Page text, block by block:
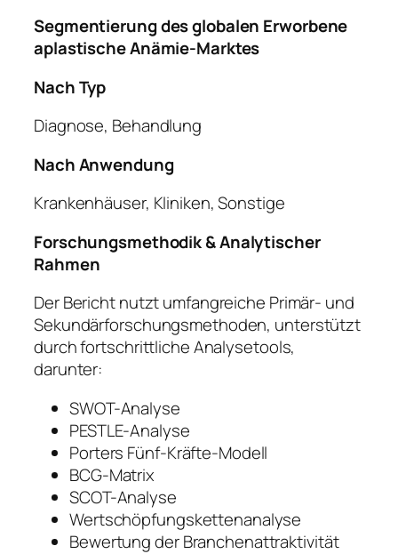
Segmentierung des globalen Erworbene
aplastische Anämie-Marktes
Nach Typ
Diagnose, Behandlung
Nach Anwendung
Krankenhäuser, Kliniken, Sonstige
Forschungsmethodik & Analytischer
Rahmen
Der Bericht nutzt umfangreiche Primär- und
Sekundärforschungsmethoden, unterstützt
durch fortschrittliche Analysetools,
darunter:
SWOT-Analyse
PESTLE-Analyse
Porters Fünf-Kräfte-Modell
BCG-Matrix
SCOT-Analyse
Wertschöpfungskettenanalyse
Bewertung der Branchenattraktivität